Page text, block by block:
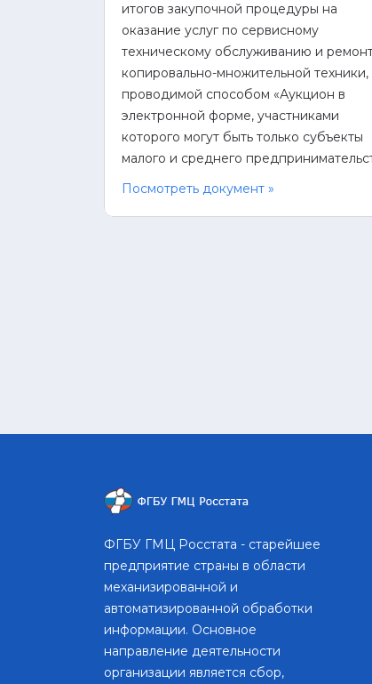
итогов закупочной процедуры на
оказание услуг по сервисному
техническому обслуживанию и
копировально-множительной техники,
проводимой способом «Аукцион в
электронной форме, участниками
которого могут быть только субъекты
малого и среднего
Посмотреть документ »
ФГБУ ГМЦ Росстата - старейшее
предприятие страны в области
механизированной и
автоматизированной обработки
информации. Основное
направление деятельности
организации является сбор,